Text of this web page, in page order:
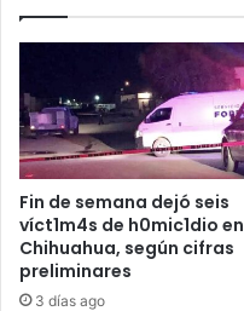
Fin de semana dejó seis
víct1m4s de h0mic1dio en
Chihuahua, según cifras
preliminares
3 días ago